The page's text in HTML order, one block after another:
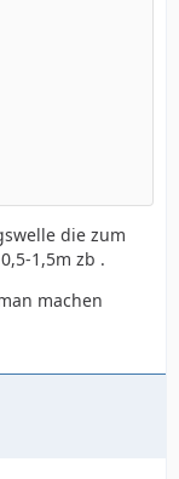
die zum
1,5m zb .
machen